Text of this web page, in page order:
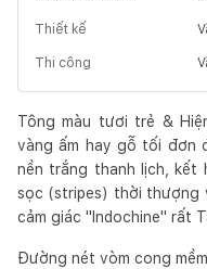
Thiết kế
Thi công
Tông màu tươi trẻ &
vàng ấm hay gỗ tối đơn
nền trắng thanh lịch, kết
sọc (stripes) thời thượng
cảm giác "Indochine" rất
Đường nét vòm cong